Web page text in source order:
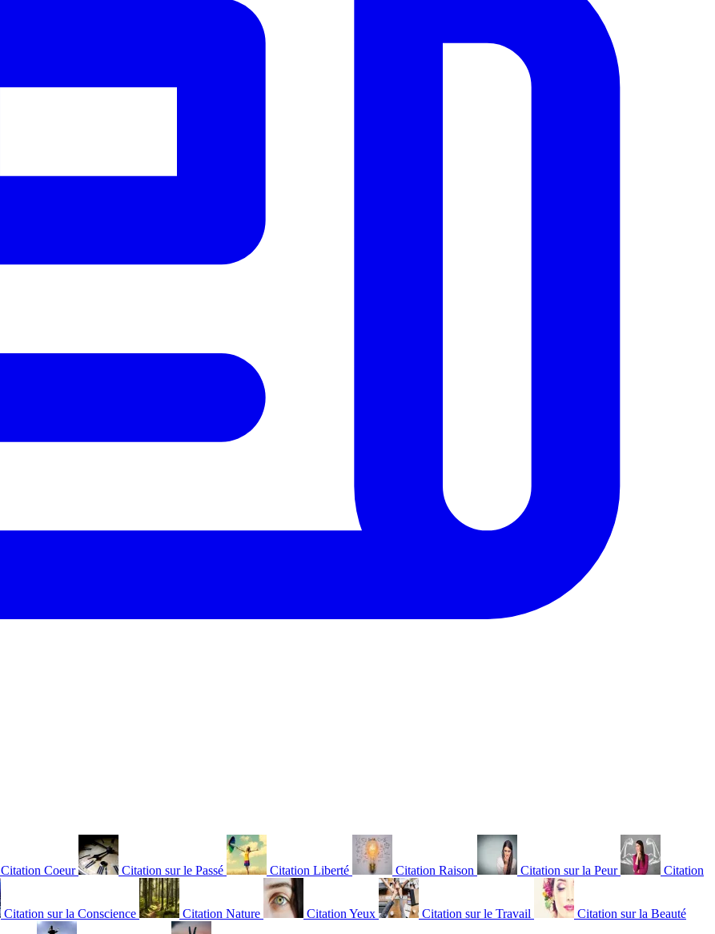
Citation Coeur Citation sur le Passé Citation Liberté Citation Raison Citation sur la Peur Citation
Citation sur la Conscience Citation Nature Citation Yeux Citation sur le Travail Citation sur la Beauté